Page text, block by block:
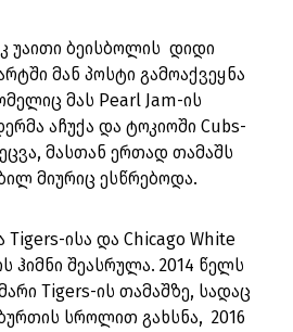
უაითი ბეისბოლის დიდი
მან პოსტი გამოაქვეყნა
მას Pearl Jam-ის
აჩუქა და ტოკიოში Cubs-
მასთან ერთად თამაშს
მიურიც ესწრებოდა.
Tigers-ისა და Chicago White
ჰიმნი შეასრულა. 2014 წელს
Tigers-ის თამაშზე, სადაც
სროლით გახსნა, 2016